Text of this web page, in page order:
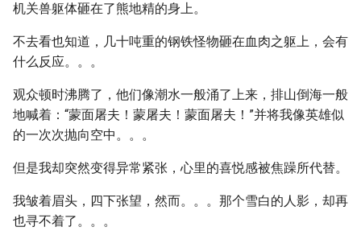
机关兽躯体砸在了熊地精的身上。
不去看也知道，几十吨重的钢铁怪物砸在血肉之躯上，会有
什么反应。。。
观众顿时沸腾了，他们像潮水一般涌了上来，排山倒海一般
地喊着：“蒙面屠夫！蒙屠夫！蒙面屠夫！”并将我像英雄似
的一次次抛向空中。。。
但是我却突然变得异常紧张，心里的喜悦感被焦躁所代替。
我皱着眉头，四下张望，然而。。。那个雪白的人影，却再
也寻不着了。。。